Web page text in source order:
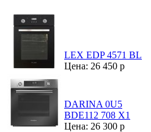
LEX EDP 4571 BL
Цена: 26 450 р
DARINA 0U5
BDE112 708 X1
Цена: 26 300 р